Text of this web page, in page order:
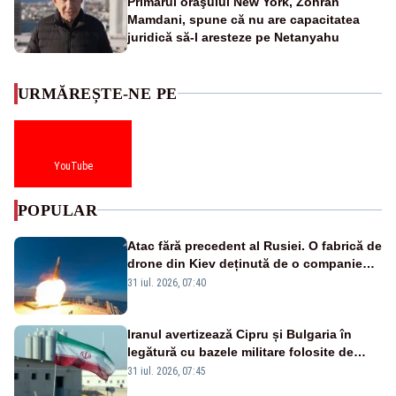
Mamdani, spune că nu are capacitatea
juridică să-l aresteze pe Netanyahu
URMĂREȘTE-NE PE
YouTube
POPULAR
Atac fără precedent al Rusiei. O fabrică de
drone din Kiev deținută de o companie
americană, distrusă de o rachetă
31 iul. 2026, 07:40
Iranul avertizează Cipru și Bulgaria în
legătură cu bazele militare folosite de
SUA
31 iul. 2026, 07:45